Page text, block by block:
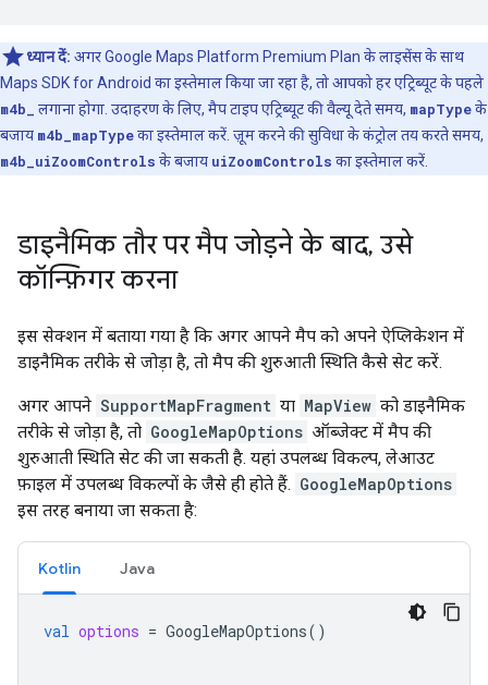
ध्यान दें: अगर Google Maps Platform Premium Plan के लाइसेंस के साथ
Maps SDK for Android का इस्तेमाल किया जा रहा है, तो आपको हर एट्रिब्यूट के पहले
m4b_
लगाना होगा. उदाहरण के लिए, मैप टाइप एट्रिब्यूट की वैल्यू देते समय, mapTypeके
बजाय m4b_mapTypeका इस्तेमाल करें. ज़ूम करने की सुविधा के कंट्रोल तय करते समय,
m4b_uiZoomControls के बजाय uiZoomControls का इस्तेमाल करें.
डाइनैमिक तौर पर मैप जोड़ने के बाद, उसे
कॉन्फ़िगर करना
इस सेक्शन में बताया गया है कि अगर आपने मैप को अपने ऐप्लिकेशन में
डाइनैमिक तरीके से जोड़ा है, तो मैप की शुरुआती स्थिति कैसे सेट करें.
अगर आपने SupportMapFragment या MapView को डाइनैमिक
तरीके से जोड़ा है, तो GoogleMapOptions ऑब्जेक्ट में मैप की
शुरुआती स्थिति सेट की जा सकती है. यहां उपलब्ध विकल्प, लेआउट
फ़ाइल में उपलब्ध विकल्पों के जैसे ही होते हैं. GoogleMapOptions
इस तरह बनाया जा सकता है:
Kotlin Java
val options = GoogleMapOptions()